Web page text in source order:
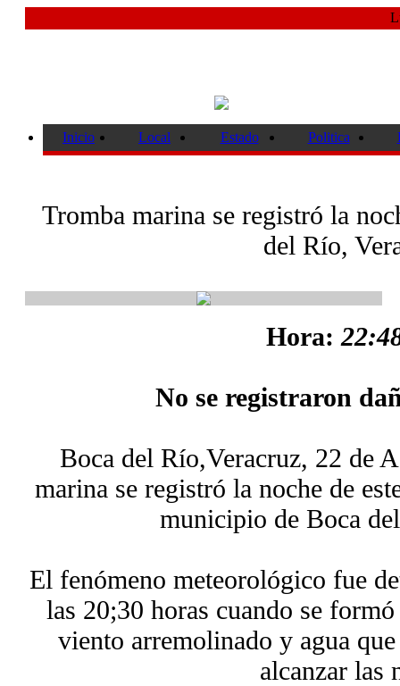
Inicio Local Estado Politica
Tromba marina se registró la
del Río,
Hora:
No se registraron
Boca del Río,Veracruz, 22 de
marina se registró la noche de
municipio de Boca
El fenómeno meteorológico fue
las 20;30 horas cuando se
viento arremolinado y agua
alcanzar las